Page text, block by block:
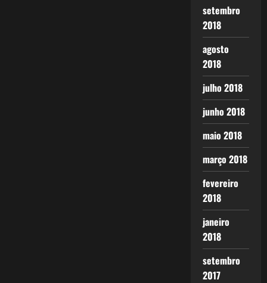
setembro
2018
agosto
2018
julho 2018
junho 2018
maio 2018
março 2018
fevereiro
2018
janeiro
2018
setembro
2017